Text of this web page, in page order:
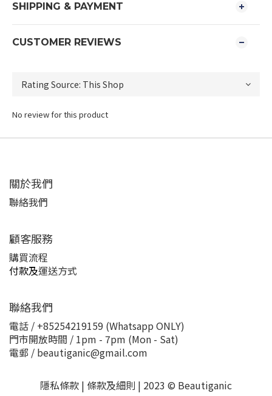
SHIPPING & PAYMENT
CUSTOMER REVIEWS
No review for this product
關於我們
聯絡我們
顧客服務
購買流程
付款及運送方式
聯絡我們
電話 / +85254219159 (Whatsapp ONLY)
門市開放時間 / 1pm - 7pm (Mon - Sat)
電郵 / beautiganic@gmail.com
隱私條款 | 條款及細則 | 2023 © Beautiganic